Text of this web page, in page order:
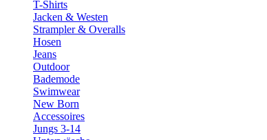
T-Shirts
Jacken & Westen
Strampler & Overalls
Hosen
Jeans
Outdoor
Bademode
Swimwear
New Born
Accessoires
Jungs 3-14